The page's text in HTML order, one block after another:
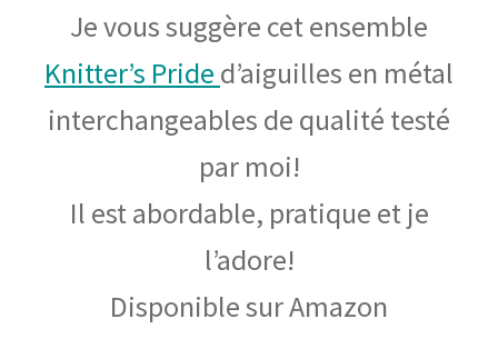
Je vous suggère cet ensemble
Knitter’s Pride d’aiguilles en métal
interchangeables de qualité testé
par moi!
Il est abordable, pratique et je
l’adore!
Disponible sur Amazon